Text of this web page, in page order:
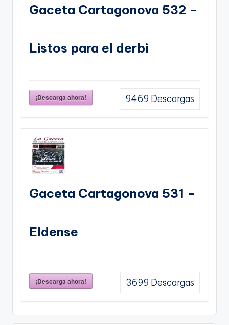
Gaceta Cartagonova 532 –
Listos para el derbi
¡Descarga ahora! 9469 Descargas
Gaceta Cartagonova 531 –
Eldense
¡Descarga ahora! 3699 Descargas